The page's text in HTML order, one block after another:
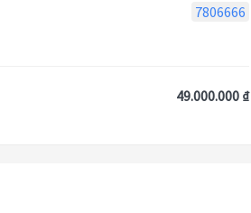
7806666
49.000.000 ₫